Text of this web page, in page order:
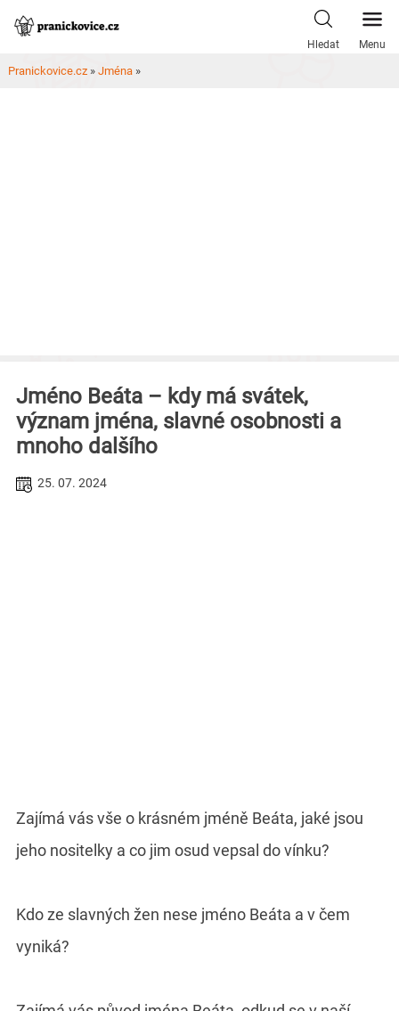
Skip
Hledat Menu
Pranickovice.cz » Jména »
Jméno Beáta – kdy má svátek,
význam jména, slavné osobnosti a
mnoho dalšího
25. 07. 2024
Zajímá vás vše o krásném jméně Beáta, jaké jsou
jeho nositelky a co jim osud vepsal do vínku?
Kdo ze slavných žen nese jméno Beáta a v čem
vyniká?